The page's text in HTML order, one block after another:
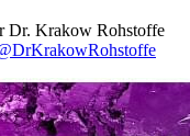
Dr. Krakow Rohstoffe